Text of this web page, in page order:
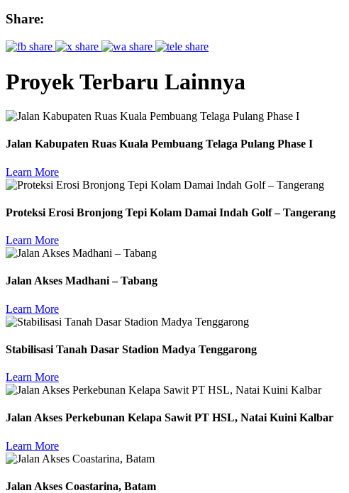
Share:
Proyek Terbaru Lainnya
Jalan Kabupaten Ruas Kuala Pembuang Telaga Pulang Phase I
Learn More
Proteksi Erosi Bronjong Tepi Kolam Damai Indah Golf – Tangerang
Learn More
Jalan Akses Madhani – Tabang
Learn More
Stabilisasi Tanah Dasar Stadion Madya Tenggarong
Learn More
Jalan Akses Perkebunan Kelapa Sawit PT HSL, Natai Kuini Kalbar
Learn More
Jalan Akses Coastarina, Batam